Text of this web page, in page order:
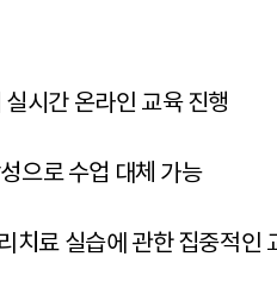
실시간 온라인 교육 진행
으로 수업 대체 가능
치료 실습에 관한 집중적인